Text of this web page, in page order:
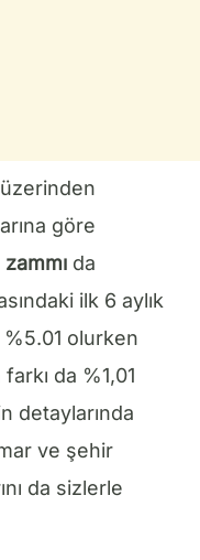
göre
da
ilk 6 aylık
olurken
da %1,01
detaylarında
ve şehir
da sizlerle